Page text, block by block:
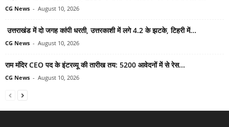
CG News - August 10, 2026
उत्तराखंड में दो जगह कांपी धरती, उत्तरकाशी में लगे 4.2 के झटके, टिहरी में...
CG News - August 10, 2026
राम मंदिर CEO पद के इंटरव्यू की तारीख तय: 5200 आवेदनों में से रेस...
CG News - August 10, 2026